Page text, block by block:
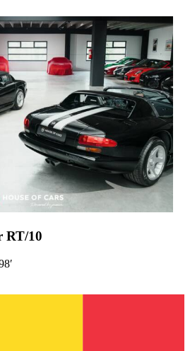
RT/10